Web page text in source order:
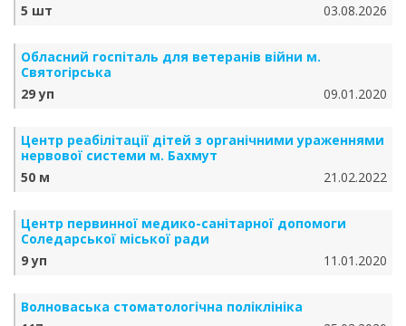
5 шт
03.08.2026
Обласний госпіталь для ветеранів війни м.
Святогірська
29 уп
09.01.2020
Центр реабілітації дітей з органічними ураженнями
нервової системи м. Бахмут
50 м
21.02.2022
Центр первинної медико-санітарної допомоги
Соледарської міської ради
9 уп
11.01.2020
Волноваська стоматологічна поліклініка